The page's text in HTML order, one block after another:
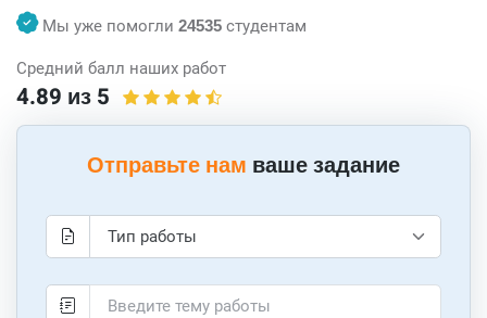
Мы уже помогли 24535 студентам
Средний балл наших работ
4.89 из 5
Отправьте нам ваше задание